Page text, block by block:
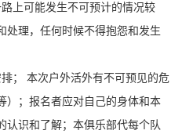
上可能发生不可预计的情况较
处理，任何时候不得抱怨和发生
； 本次户外活外有不可预见的危
）；报名者应对自己的身体和本
认识和了解；本俱乐部代每个队